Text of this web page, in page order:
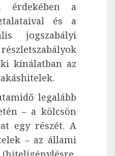
érdekében a
és a
jogszabályi
kínálatban az
legalább
– a kölcsön
egy részét. A
– az állami